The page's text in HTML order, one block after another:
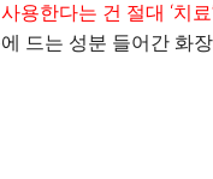
용한다는 건 절대 ‘치료’
드는 성분 들어간 화